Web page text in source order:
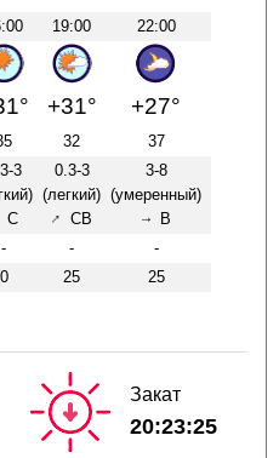
19:00 22:00
+31° +27°
32 37
3
С
0.3-3
(легкий)
↑ СВ
3-8
(умеренный)
↑В
- - -
0 25 25
Закат
20:23:25